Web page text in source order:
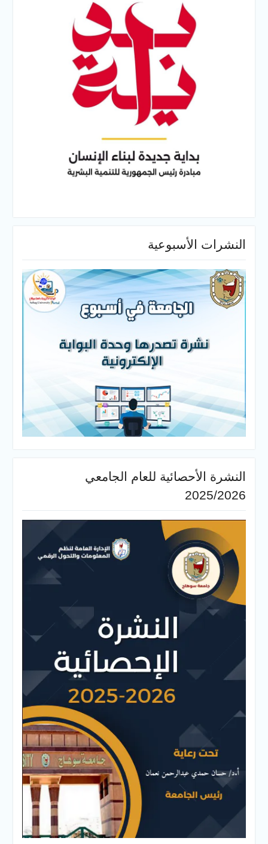
النشرات الأسبوعية
النشرة الأحصائية للعام الجامعي
2025/2026